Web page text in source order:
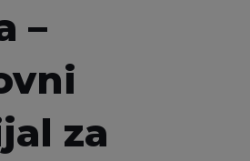
–
za